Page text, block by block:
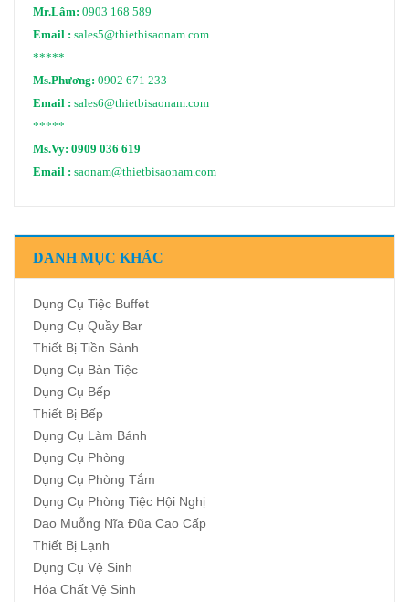
Mr.Lâm: 0903 168 589
Email : sales5@thietbisaonam.com
*****
Ms.Phương: 0902 671 233
Email : sales6@thietbisaonam.com
*****
Ms.Vy: 0909 036 619
Email : saonam@thietbisaonam.com
DANH MỤC KHÁC
Dụng Cụ Tiệc Buffet
Dụng Cụ Quầy Bar
Thiết Bị Tiền Sảnh
Dụng Cụ Bàn Tiệc
Dụng Cụ Bếp
Thiết Bị Bếp
Dụng Cụ Làm Bánh
Dụng Cụ Phòng
Dụng Cụ Phòng Tắm
Dụng Cụ Phòng Tiệc Hội Nghị
Dao Muỗng Nĩa Đũa Cao Cấp
Thiết Bị Lạnh
Dụng Cụ Vệ Sinh
Hóa Chất Vệ Sinh